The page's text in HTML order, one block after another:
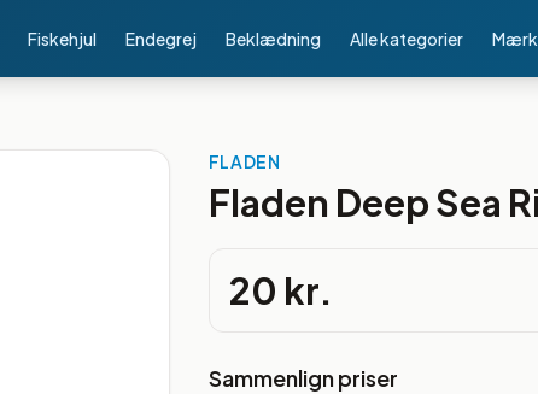
Fiskehjul Endegrej Beklædning Alle kategorier
FLADEN
Fladen Deep Sea
20 kr.
Sammenlign priser